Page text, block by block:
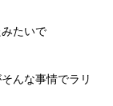
たいで
んな事情でラリ